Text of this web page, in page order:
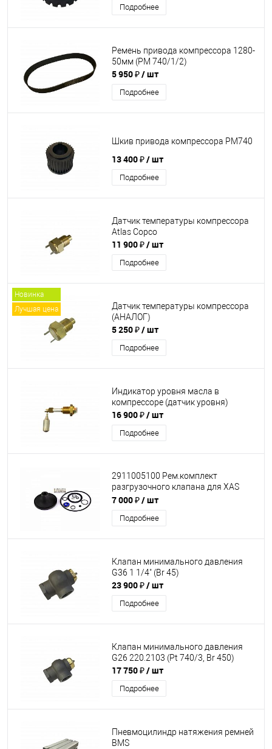
Подробнее
Ремень привода компрессора 1280-
50мм (PM 740/1/2)
5 950 ₽/ шт
Подробнее
Шкив привода компрессора PM740
13 400 ₽/ шт
Подробнее
Датчик температуры компрессора
Atlas Copco
11 900 ₽/ шт
Подробнее
Новинка
Лучшая цена
Датчик температуры компрессора
(АНАЛОГ)
5 250 ₽/ шт
Подробнее
Индикатор уровня масла в
компрессоре (датчик уровня)
16 900 ₽/ шт
Подробнее
2911005100 Рем.комплект
разгрузочного клапана для XAS
Atlas Copco
7 000 ₽/ шт
Подробнее
Клапан минимального давления
G36 1 1/4" (Br 45)
23 900 ₽/ шт
Подробнее
Клапан минимального давления
G26 220.2103 (Pt 740/3, Br 450)
17 750 ₽/ шт
Подробнее
Пневмоцилиндр натяжения ремней
BMS